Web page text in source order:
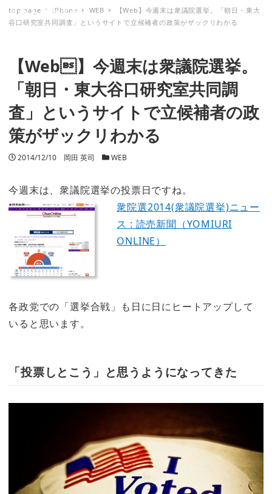
ミナトノキズナ
top page iPhone WEB
【Web】今週末は衆議院選挙。「朝日・東大
谷口研究室共同調査」というサイトで立候補者の政策がザックリわかる
【Web】今週末は衆議院選挙。
「朝日・東大谷口研究室共同調
査」というサイトで立候補者の政
策がザックリわかる
投稿日
2014/12/10 著者
岡田 英司 カテゴリー
WEB
今週末は、衆議院選挙の投票日ですね。
衆院選2014(衆議院選挙)ニュー
ス : 読売新聞（YOMIURI
ONLINE）
各政党での「選挙合戦」も日に日にヒートアップして
いると思います。
「投票しとこう」と思うようになってきた